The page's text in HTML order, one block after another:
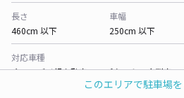
このエリアで駐車場
長さ
460cm 以下
車幅
250cm 以下
対応車種
オートバイ軽自動車コンパクトカー中型車ワ